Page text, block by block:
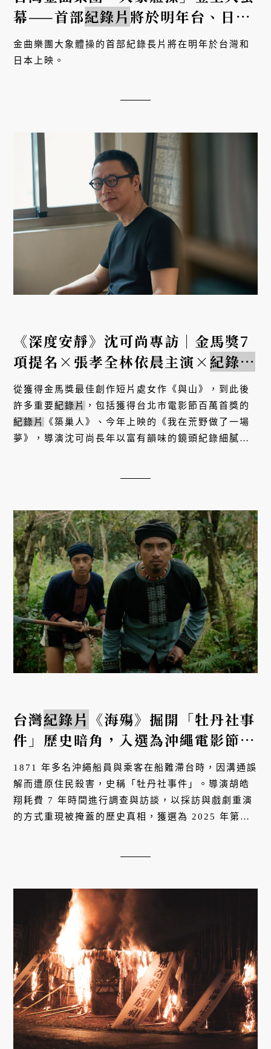
幕——首部紀錄片將於明年台、日上
映
金曲樂團大象體操的首部紀錄長片將在明年於台灣和
日本上映。
《深度安靜》沈可尚專訪｜金馬獎7
項提名×張孝全林依晨主演×紀錄片
導演首部劇情長片
從獲得金馬獎最佳創作短片處女作《與山》，到此後
許多重要紀錄片
，包括獲得台北市電影節百萬首獎的
紀錄片
《築巢人》、今年上映的《我在荒野做了一場
夢》，導演沈可尚長年以富有韻味的鏡頭紀錄細膩的
台灣紀錄片 《海殤》掘開「牡丹社事
件」歷史暗角，入選為沖繩電影節開
幕片
1871 年多名沖繩船員與乘客在船難滯台時，因溝通誤
解而遭原住民殺害，史稱「牡丹社事件」。導演胡皓
翔耗費 7 年時間進行調查與訪談，以採訪與戲劇重演
的方式重現被掩蓋的歷史真相，獲選為 2025 年第二